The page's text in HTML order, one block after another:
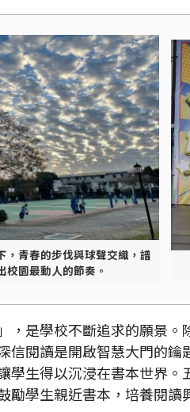
，青春的步伐與球聲交織，譜
校園最動人的節奏。
」，是學校不斷追求的願景
信閱讀是開啟智慧大門的
學生得以沉浸在書本世界
勵學生親近書本，培養閱